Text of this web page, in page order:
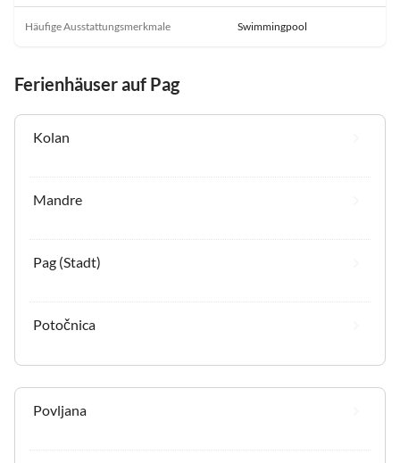
Häufige Ausstattungsmerkmale Swimmingpool
Ferienhäuser auf Pag
Kolan
Mandre
Pag (Stadt)
Potočnica
Povljana